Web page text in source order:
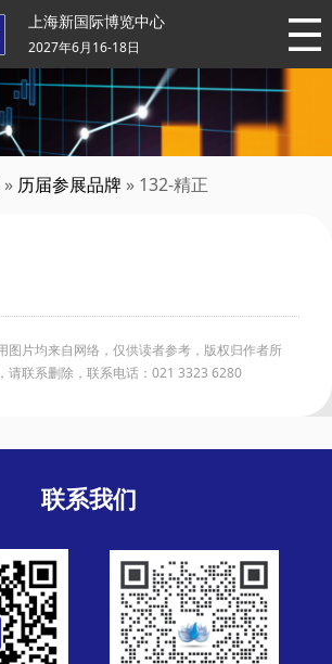
上海新国际博览中心
2027年6月16-18日
» 历届参展品牌 » 132-精正
图片均来自网络，仅供读者参考，版权归作者所
请联系删除，联系电话：021 3323 6280
联系我们